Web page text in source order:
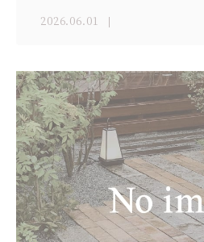
2026.06.01